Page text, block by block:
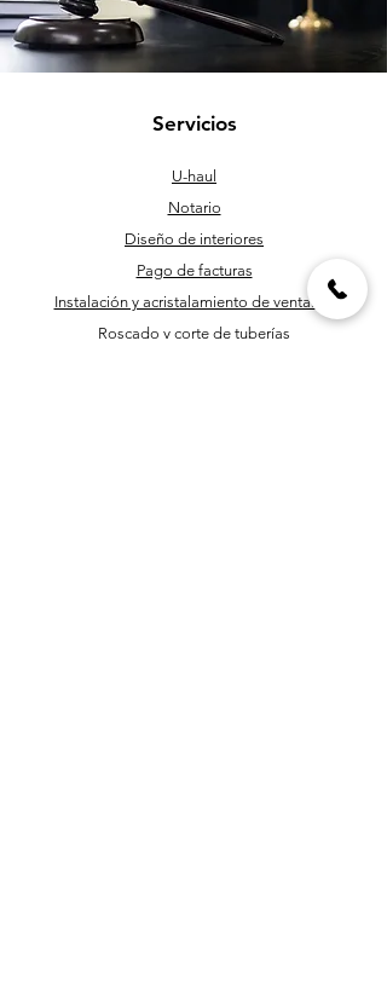
Servicios
U-haul
Notario
Diseño de interiores
Pago de facturas
Instalación y acristalamiento de ventanas
Roscado y corte de tuberías